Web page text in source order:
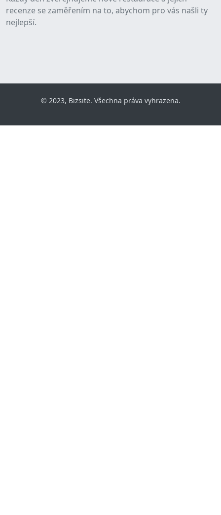
recenze se zaměřením na to, abychom pro vás našli ty
nejlepší.
© 2023, Bizsite. Všechna práva vyhrazena.